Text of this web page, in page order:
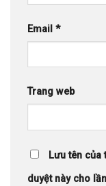
Email *
Trang web
Lưu tên
duyệt này cho